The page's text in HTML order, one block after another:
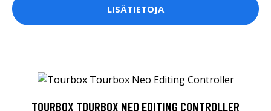
LISÄTIETOJA
TOURBOX TOURBOX NEO EDITING CONTROLLER